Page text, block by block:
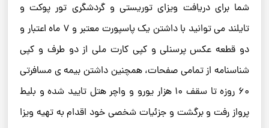
شما برای دریافت ویزای توریستی و گردشگری تور پوکت و
تایلند می توانید با داشتن یک پاسپورت معتبر و 7 ماه اعتبار و
دو قطعه عکس پرسنلی و کپی کارت ملی از دو طرف و کپی
شناسنامه از تمامی صفحات، همچنین داشتن بیمه ی مسافرتی
60 روزه تا سقف 10 هزار یورو و واچر هتل تایید شده و بلیط
پرواز رفت و برگشت و جزئیات شخصی خود اقدام به تهیه ویزا